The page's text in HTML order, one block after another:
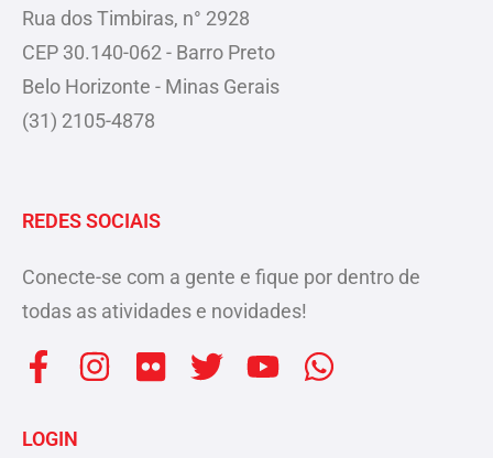
Rua dos Timbiras, n° 2928
CEP 30.140-062 - Barro Preto
Belo Horizonte - Minas Gerais
(31) 2105-4878
REDES SOCIAIS
Conecte-se com a gente e fique por dentro de
todas as atividades e novidades!
F
a
c
I F T Y W
LOGIN